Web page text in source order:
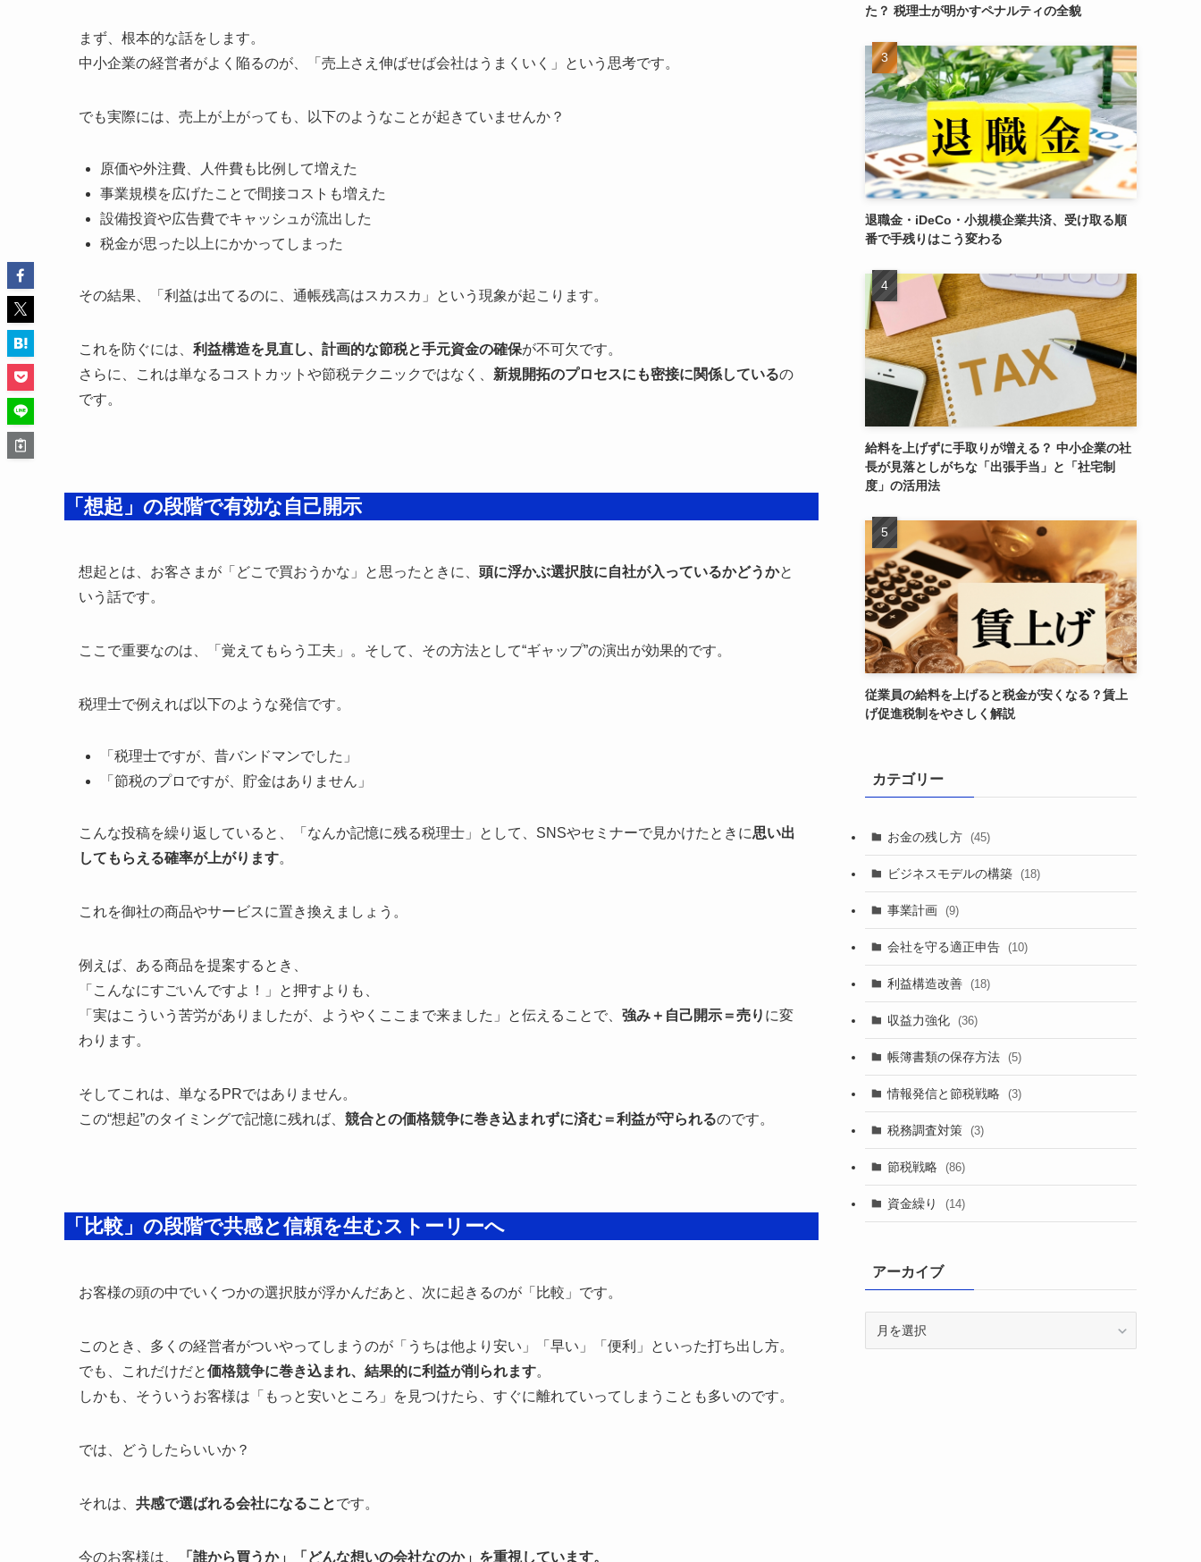
まず、根本的な話をします。
中小企業の経営者がよく陥るのが、「売上さえ伸ばせば会社はうまくいく」という思考です。
でも実際には、売上が上がっても、以下のようなことが起きていませんか？
原価や外注費、人件費も比例して増えた
事業規模を広げたことで間接コストも増えた
設備投資や広告費でキャッシュが流出した
税金が思った以上にかかってしまった
その結果、「利益は出てるのに、通帳残高はスカスカ」という現象が起こります。
これを防ぐには、 利益構造を見直し、計画的な節税と手元資金の確保が不可欠です。
さらに、これは単なるコストカットや節税テクニックではなく、 新規開拓のプロセスにも密接に関係しているの
です。
「想起」の段階で有効な自己開示
想起とは、お客さまが「どこで買おうかな」と思ったときに、 頭に浮かぶ選択肢に自社が入っているかどうかと
いう話です。
ここで重要なのは、「覚えてもらう工夫」。そして、その方法として“ギャップ”の演出が効果的です。
税理士で例えれば以下のような発信です。
「税理士ですが、昔バンドマンでした」
「節税のプロですが、貯金はありません」
こんな投稿を繰り返していると、「なんか記憶に残る税理士」として、SNSやセミナーで見かけたときに思い出
してもらえる確率が上がります。
これを御社の商品やサービスに置き換えましょう。
例えば、ある商品を提案するとき、
「こんなにすごいんですよ！」と押すよりも、
「実はこういう苦労がありましたが、ようやくここまで来ました」と伝えることで、 強み＋自己開示＝売り に変
わります。
そしてこれは、単なるPRではありません。
この“想起”のタイミングで記憶に残れば、 競合との価格競争に巻き込まれずに済む＝利益が守られるのです。
「比較」の段階で共感と信頼を生むストーリーへ
お客様の頭の中でいくつかの選択肢が浮かんだあと、次に起きるのが「比較」です。
このとき、多くの経営者がついやってしまうのが「うちは他より安い」「早い」「便利」といった打ち出し方。
でも、これだけだと価格競争に巻き込まれ、結果的に利益が削られます。
しかも、そういうお客様は「もっと安いところ」を見つけたら、すぐに離れていってしまうことも多いのです。
では、どうしたらいいか？
それは、 共感で選ばれる会社になることです。
今のお客様は、 「誰から買うか」「どんな想いの会社なのか」を重視しています。
た？ 税理士が明かすペナルティの全貌
退職金・iDeCo・小規模企業共済、受け取る順
番で手残りはこう変わる
給料を上げずに手取りが増える？ 中小企業の社
長が見落としがちな「出張手当」と「社宅制
度」の活用法
従業員の給料を上げると税金が安くなる？賃上
げ促進税制をやさしく解説
カテゴリー
お金の残し方 (45)
ビジネスモデルの構築 (18)
事業計画 (9)
会社を守る適正申告 (10)
利益構造改善 (18)
収益力強化 (36)
帳簿書類の保存方法 (5)
情報発信と節税戦略 (3)
税務調査対策 (3)
節税戦略 (86)
資金繰り (14)
アーカイブ